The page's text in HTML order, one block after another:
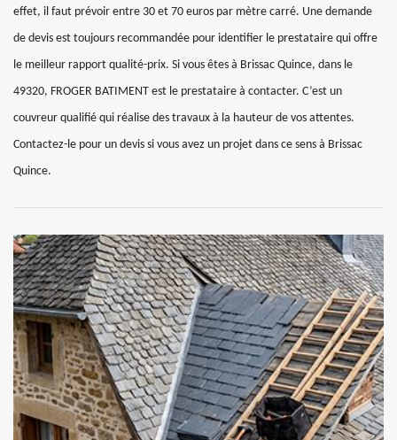
effet, il faut prévoir entre 30 et 70 euros par mètre carré. Une demande
de devis est toujours recommandée pour identifier le prestataire qui offre
le meilleur rapport qualité-prix. Si vous êtes à Brissac Quince, dans le
49320, FROGER BATIMENT est le prestataire à contacter. C’est un
couvreur qualifié qui réalise des travaux à la hauteur de vos attentes.
Contactez-le pour un devis si vous avez un projet dans ce sens à Brissac
Quince.